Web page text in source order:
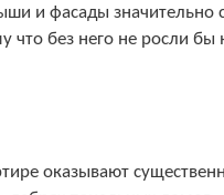
и фасады
что без него не росли
оказывают